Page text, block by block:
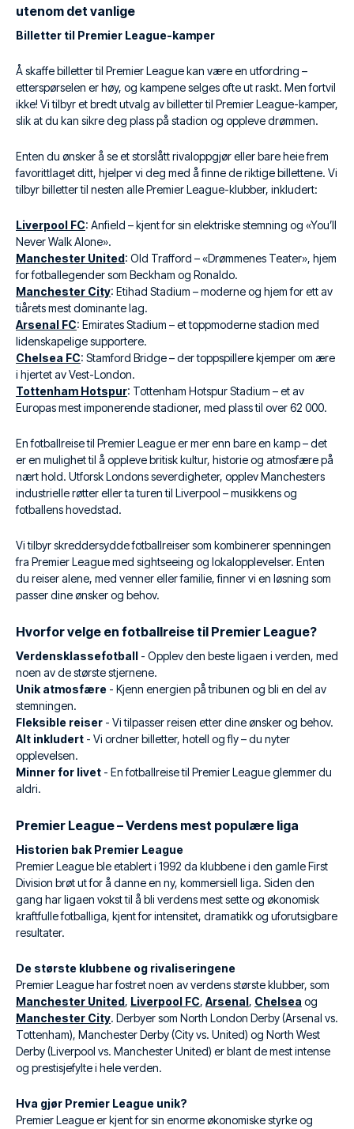
utenom det vanlige
Billetter til Premier League-kamper
Å skaffe billetter til Premier League kan være en utfordring –
etterspørselen er høy, og kampene selges ofte ut raskt. Men fortvil
ikke! Vi tilbyr et bredt utvalg av billetter til Premier League-kamper,
slik at du kan sikre deg plass på stadion og oppleve drømmen.
Enten du ønsker å se et storslått rivaloppgjør eller bare heie frem
favorittlaget ditt, hjelper vi deg med å finne de riktige billettene. Vi
tilbyr billetter til nesten alle Premier League-klubber, inkludert:
Liverpool FC: Anfield – kjent for sin elektriske stemning og «You’ll
Never Walk Alone».
Manchester United: Old Trafford – «Drømmenes Teater», hjem
for fotballegender som Beckham og Ronaldo.
Manchester City: Etihad Stadium – moderne og hjem for ett av
tiårets mest dominante lag.
Arsenal FC: Emirates Stadium – et toppmoderne stadion med
lidenskapelige supportere.
Chelsea FC: Stamford Bridge – der toppspillere kjemper om ære
i hjertet av Vest-London.
Tottenham Hotspur: Tottenham Hotspur Stadium – et av
Europas mest imponerende stadioner, med plass til over 62 000.
En fotballreise til Premier League er mer enn bare en kamp – det
er en mulighet til å oppleve britisk kultur, historie og atmosfære på
nært hold. Utforsk Londons severdigheter, opplev Manchesters
industrielle røtter eller ta turen til Liverpool – musikkens og
fotballens hovedstad.
Vi tilbyr skreddersydde fotballreiser som kombinerer spenningen
fra Premier League med sightseeing og lokalopplevelser. Enten
du reiser alene, med venner eller familie, finner vi en løsning som
passer dine ønsker og behov.
Hvorfor velge en fotballreise til Premier League?
Verdensklassefotball - Opplev den beste ligaen i verden, med
noen av de største stjernene.
Unik atmosfære - Kjenn energien på tribunen og bli en del av
stemningen.
Fleksible reiser - Vi tilpasser reisen etter dine ønsker og behov.
Alt inkludert - Vi ordner billetter, hotell og fly – du nyter
opplevelsen.
Minner for livet - En fotballreise til Premier League glemmer du
aldri.
Premier League – Verdens mest populære liga
Historien bak Premier League
Premier League ble etablert i 1992 da klubbene i den gamle First
Division brøt ut for å danne en ny, kommersiell liga. Siden den
gang har ligaen vokst til å bli verdens mest sette og økonomisk
kraftfulle fotballiga, kjent for intensitet, dramatikk og uforutsigbare
resultater.
De største klubbene og rivaliseringene
Premier League har fostret noen av verdens største klubber, som
Manchester United, Liverpool FC, Arsenal, Chelsea og
Manchester City. Derbyer som North London Derby (Arsenal vs.
Tottenham), Manchester Derby (City vs. United) og North West
Derby (Liverpool vs. Manchester United) er blant de mest intense
og prestisjefylte i hele verden.
Hva gjør Premier League unik?
Premier League er kjent for sin enorme økonomiske styrke og